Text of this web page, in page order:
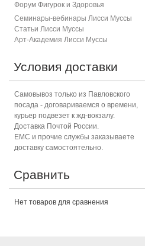
Форум Фигурок и Здоровья
Семинары-вебинары Лисси Муссы
Статьи Лисси Муссы
Арт-Академия Лисси Муссы
Условия доставки
Самовывоз только из Павловского
посада - договариваемся о времени,
курьер подвезет к жд-вокзалу.
Доставка Почтой России.
ЕМС и прочие службы заказываете
доставку самостоятельно.
Сравнить
Нет товаров для сравнения